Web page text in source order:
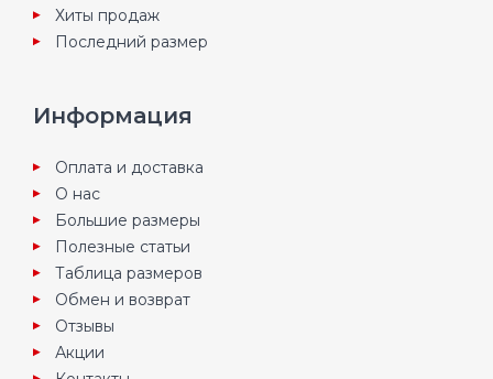
Хиты продаж
Последний размер
Информация
Оплата и доставка
О нас
Большие размеры
Полезные статьи
Таблица размеров
Обмен и возврат
Отзывы
Акции